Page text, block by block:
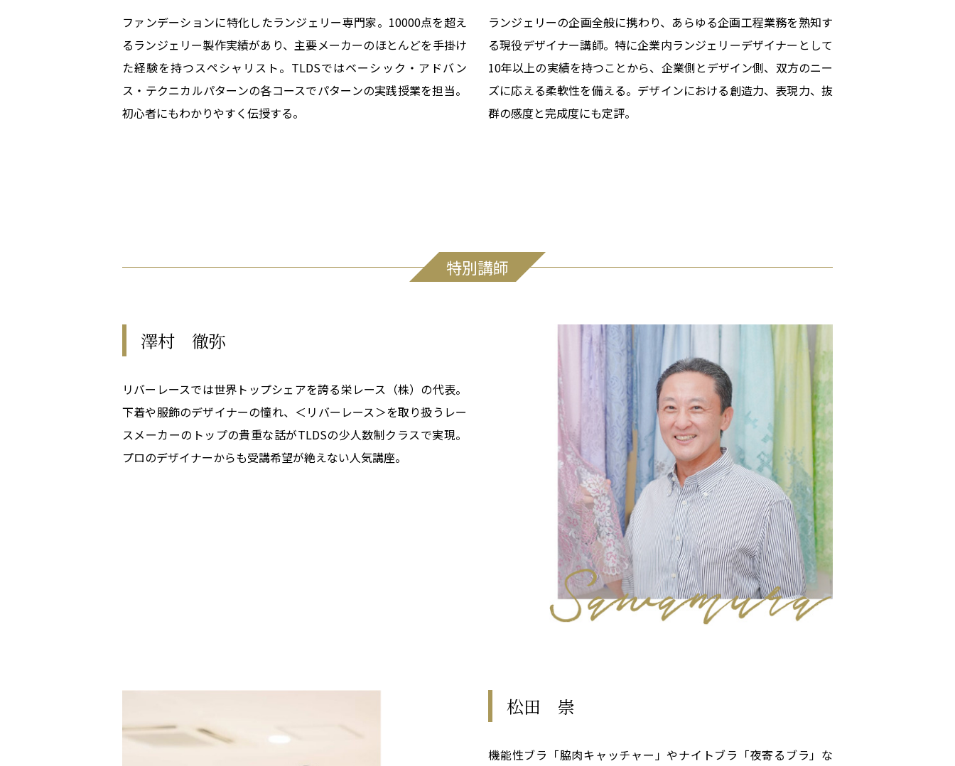
ファンデーションに特化したランジェリー専門家。10000点を超え
るランジェリー製作実績があり、主要メーカーのほとんどを手掛け
た経験を持つスペシャリスト。TLDSではベーシック・アドバン
ス・テクニカルパターンの各コースでパターンの実践授業を担当。
初心者にもわかりやすく伝授する。
ランジェリーの企画全般に携わり、あらゆる企画工程業務を熟知す
る現役デザイナー講師。特に企業内ランジェリーデザイナーとして
10年以上の実績を持つことから、企業側とデザイン側、双方のニー
ズに応える柔軟性を備える。デザインにおける創造力、表現力、抜
群の感度と完成度にも定評。
特別講師
澤村 徹弥
リバーレースでは世界トップシェアを誇る栄レース（株）の代表。
下着や服飾のデザイナーの憧れ、＜リバーレース＞を取り扱うレー
スメーカーのトップの貴重な話がTLDSの少人数制クラスで実現。
プロのデザイナーからも受講希望が絶えない人気講座。
松田 崇
機能性ブラ「脇肉キャッチャー」やナイトブラ「夜寄るブラ」な